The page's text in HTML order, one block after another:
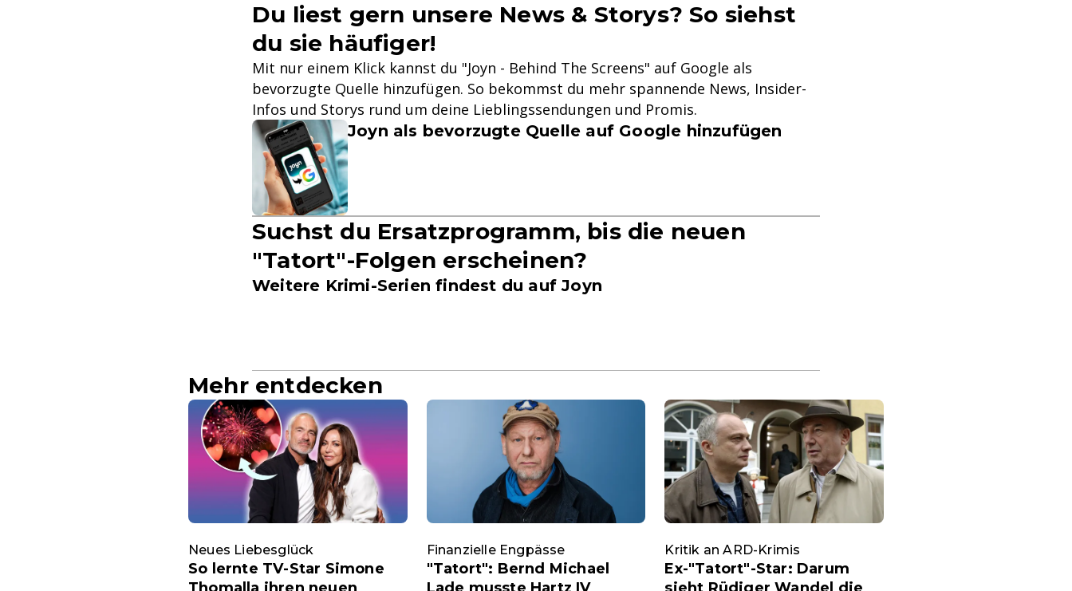
Du liest gern unsere News & Storys? So siehst
du sie häufiger!
Mit nur einem Klick kannst du "Joyn - Behind The Screens" auf Google als
bevorzugte Quelle hinzufügen. So bekommst du mehr spannende News, Insider-
Infos und Storys rund um deine Lieblingssendungen und Promis.
Joyn als bevorzugte Quelle auf Google hinzufügen
Suchst du Ersatzprogramm, bis die neuen
"Tatort"-Folgen erscheinen?
Weitere Krimi-Serien findest du auf Joyn
Mehr entdecken
Neues Liebesglück
So lernte TV-Star Simone
Finanzielle Engpässe
"Tatort": Bernd Michael
Kritik an ARD-Krimis
Ex-"Tatort"-Star: Darum